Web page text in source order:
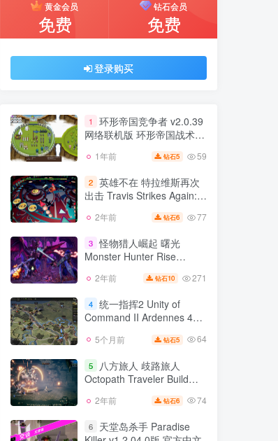
黄金会员
免费
钻石会员
免费
登录购买
1
环形帝国竞争者 v2.0.39
网络联机版 环形帝国战术
v1.16版 官方中文
1年前 钻石5 59
2 英雄不在 特拉维斯再次
出击 Travis Strikes Again:
No More Heroes
2年前 钻石6 77
3 怪物猎人崛起 曙光
Monster Hunter Rise
v16.0.2.0版 集成全DLC 官
方中文
2年前 钻石10 271
4 统一指挥2 Unity of
Command II Ardennes 44
官方中文
5个月前 钻石5 64
5
八方旅人 歧路旅人
Octopath Traveler Build
2年前 钻石6 74
6
天堂岛杀手 Paradise
免费 免费
1
环形帝国竞争者 v2.0.39
网络联机版 环形帝国战术
Circle Empires Tactics
v1.16版 官方中文
1年前 钻石5
2
英雄不在 特拉维斯再次
No More Heroes
2年前 钻石
3
怪物猎人崛起 曙光
v16.0.2.0版 集成全DLC 官
方中文
2年前 钻石10 271
4
统一指挥2 Unity of
Command II Ardennes 44
v2025.12.12版 集成全DLC
官方中文
5个月前 钻石 5
5
八方旅人 歧路旅人
20201223 官方中文